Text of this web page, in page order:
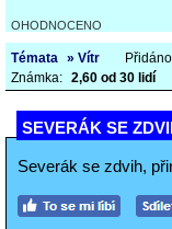
OHODNOCENO
Témata » Vítr
Známka: 2,60 od 30 lidí
SEVERÁK SE
Severák se zdvih,